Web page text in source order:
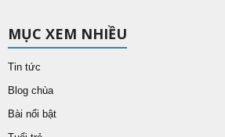
MỤC XEM NHIỀU
Tin tức
Blog chùa
Bài nổi bật